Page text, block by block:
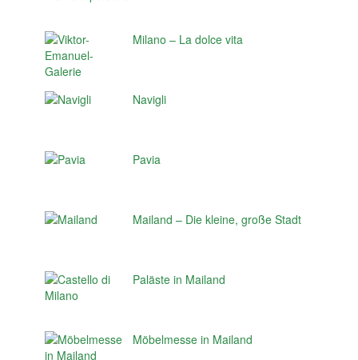
Milano – La dolce vita
Navigli
Pavia
Mailand – Die kleine, große Stadt
Paläste in Mailand
Möbelmesse in Mailand